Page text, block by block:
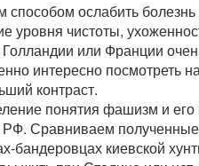
ослабить болезнь
уровня чистоты,
или Франции
интересно посмотреть
контраст.
понятия фашизм и его
РФ. Сравниваем
бандеровцах киевской